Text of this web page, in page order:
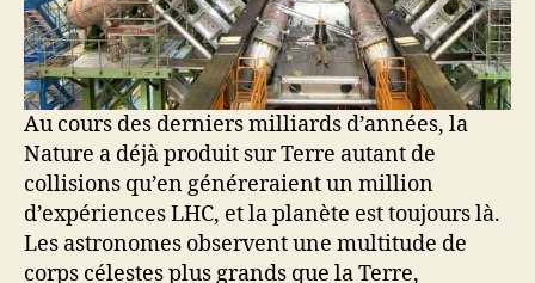
Au cours des derniers milliards d’années, la
Nature a déjà produit sur Terre autant de
collisions qu’en généreraient un million
d’expériences LHC, et la planète est toujours là.
Les astronomes observent une multitude de
corps célestes plus grands que la Terre,